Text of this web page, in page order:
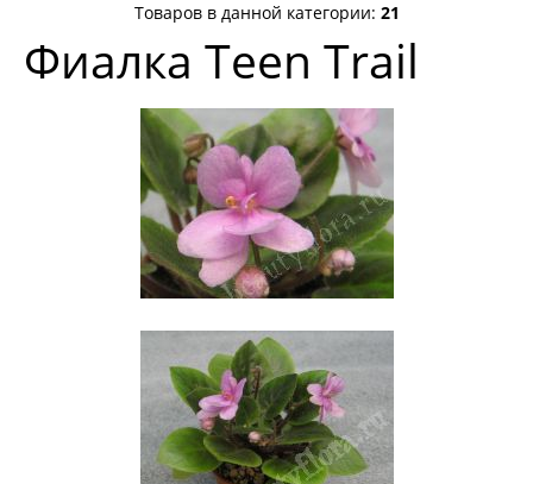
Товаров в данной категории: 21
Фиалка Teen Trail